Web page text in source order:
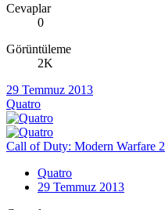
Cevaplar
0
Görüntüleme
2K
29 Temmuz 2013
Quatro
Call of Duty: Modern Warfare 2
Quatro
29 Temmuz 2013